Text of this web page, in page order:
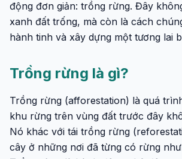
động đơn giản: trồng rừng. Đây
xanh đất trống, mà còn là cách
hành tinh và xây dựng một tương lai
Trồng rừng là gì?
Trồng rừng (afforestation) là quá
khu rừng trên vùng đất trước đây
Nó khác với tái trồng rừng
cây ở những nơi đã từng có rừng